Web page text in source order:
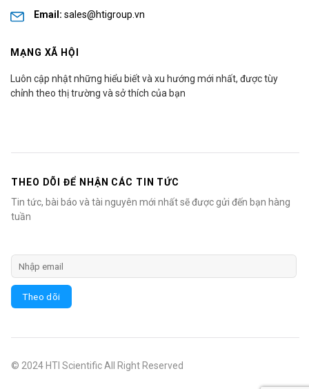
Email: sales@htigroup.vn
MẠNG XÃ HỘI
Luôn cập nhật những hiểu biết và xu hướng mới nhất, được tùy
chỉnh theo thị trường và sở thích của bạn
THEO DÕI ĐỂ NHẬN CÁC TIN TỨC
Tin tức, bài báo và tài nguyên mới nhất sẽ được gửi đến bạn hàng
tuần
© 2024 HTI Scientific All Right Reserved